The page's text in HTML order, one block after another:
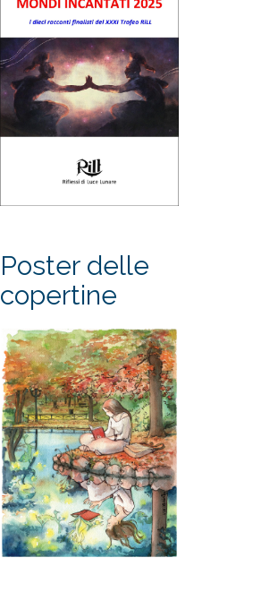
Poster delle
copertine